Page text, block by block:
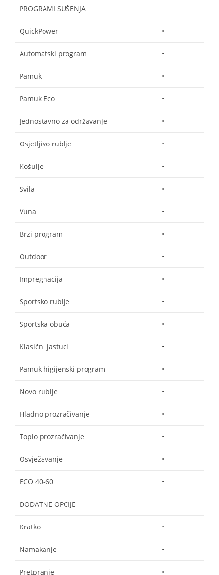
PROGRAMI SUŠENJA
QuickPower •
Automatski program •
Pamuk •
Pamuk Eco •
Jednostavno za održavanje •
Osjetljivo rublje •
Košulje •
Svila •
Vuna •
Brzi program •
Outdoor •
Impregnacija •
Sportsko rublje •
Sportska obuća •
Klasični jastuci •
Pamuk higijenski program •
Novo rublje •
Hladno prozračivanje •
Toplo prozračivanje •
Osvježavanje •
ECO 40-60 •
DODATNE OPCIJE
Kratko •
Namakanje •
Pretpranje •